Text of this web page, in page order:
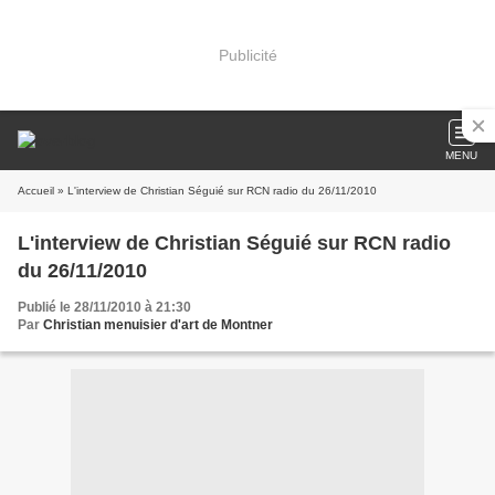
Publicité
MENU
Accueil » L'interview de Christian Séguié sur RCN radio du 26/11/2010
L'interview de Christian Séguié sur RCN radio
du 26/11/2010
Publié le 28/11/2010 à 21:30
Par Christian menuisier d'art de Montner